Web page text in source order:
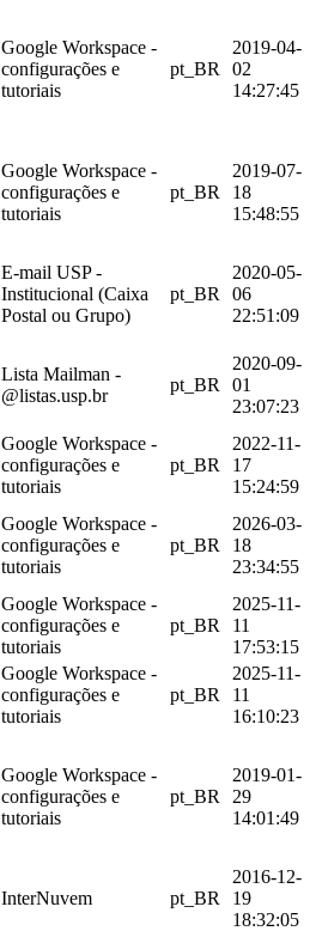
Google Workspace -
configurações e
tutoriais
pt_BR
2019-04-
02
14:27:45
Google Workspace -
configurações e
tutoriais
pt_BR
2019-07-
18
15:48:55
E-mail USP -
Institucional (Caixa
Postal ou Grupo)
pt_BR
2020-05-
06
22:51:09
Lista Mailman -
@listas.usp.br
pt_BR
2020-09-
01
23:07:23
Google Workspace -
configurações e
tutoriais
pt_BR
2022-11-
17
15:24:59
Google Workspace -
configurações e
tutoriais
pt_BR
2026-03-
18
23:34:55
Google Workspace -
configurações e
tutoriais
pt_BR
2025-11-
11
17:53:15
Google Workspace -
configurações e
tutoriais
pt_BR
2025-11-
11
16:10:23
Google Workspace -
configurações e
tutoriais
pt_BR
2019-01-
29
14:01:49
InterNuvem pt_BR
2016-12-
19
18:32:05